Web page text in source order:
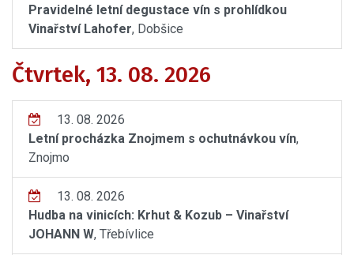
Pravidelné letní degustace vín s prohlídkou
Vinařství Lahofer, Dobšice
Čtvrtek, 13. 08. 2026
13. 08. 2026
Letní procházka Znojmem s ochutnávkou vín,
Znojmo
13. 08. 2026
Hudba na vinicích: Krhut & Kozub – Vinařství
JOHANN W, Třebívlice